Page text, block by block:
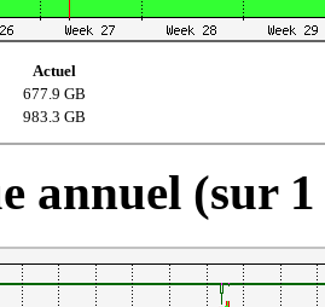
Actuel
677.9 GB
983.3 GB
annuel (sur